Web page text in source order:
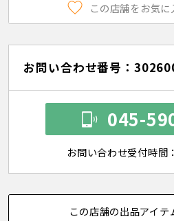
この店舗をお気
お問い合わせ番号：
045-
お問い合わせ受付時間
この店舗の出品アイテ